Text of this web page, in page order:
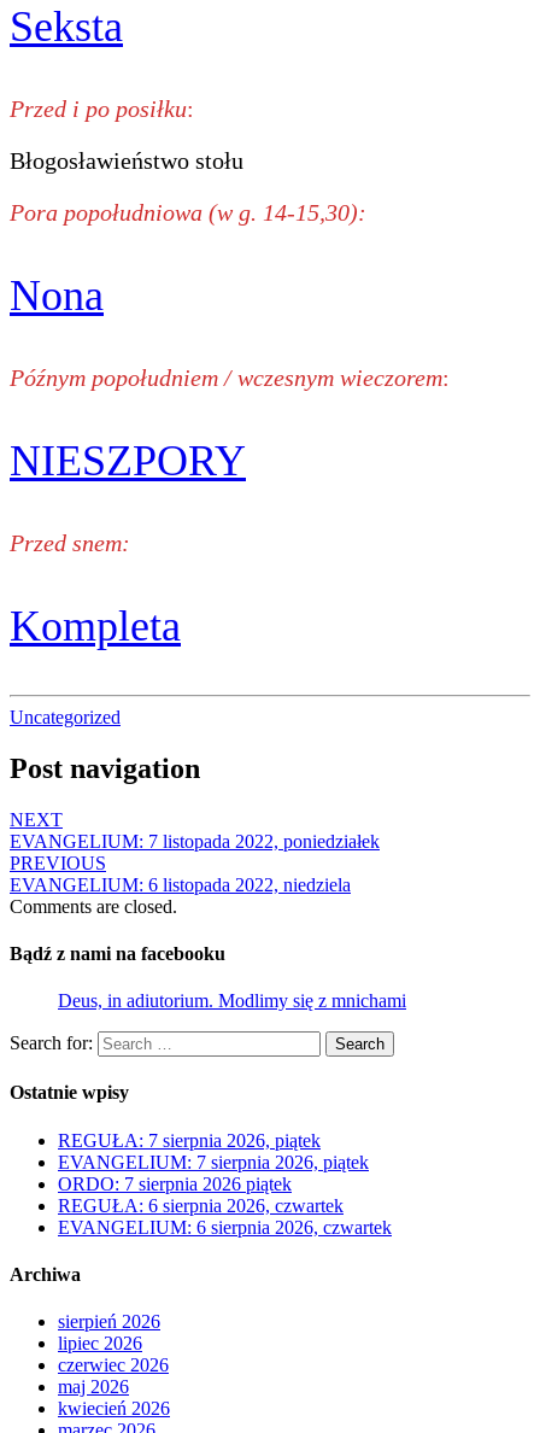
Seksta
Przed i po posiłku:
Błogosławieństwo stołu
Pora popołudniowa (w g. 14-15,30):
Nona
Późnym popołudniem / wczesnym wieczorem:
NIESZPORY
Przed snem:
Kompleta
Uncategorized
Post navigation
NEXT
EVANGELIUM: 7 listopada 2022, poniedziałek
PREVIOUS
EVANGELIUM: 6 listopada 2022, niedziela
Comments are closed.
Bądź z nami na facebooku
Deus, in adiutorium. Modlimy się z mnichami
Search for: Search
Ostatnie wpisy
REGUŁA: 7 sierpnia 2026, piątek
EVANGELIUM: 7 sierpnia 2026, piątek
ORDO: 7 sierpnia 2026 piątek
REGUŁA: 6 sierpnia 2026, czwartek
EVANGELIUM: 6 sierpnia 2026, czwartek
Archiwa
sierpień 2026
lipiec 2026
czerwiec 2026
maj 2026
kwiecień 2026